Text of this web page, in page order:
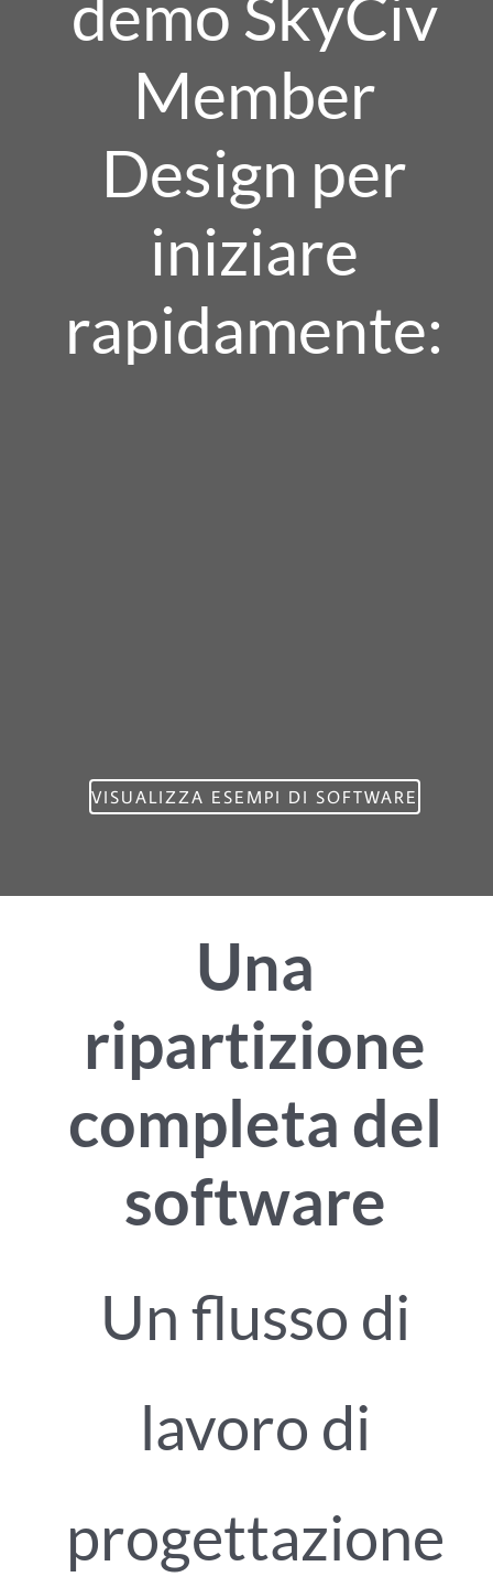
demo SkyCiv
Member
Design per
iniziare
rapidamente:
VISUALIZZA ESEMPI DI SOFTWARE
Una
ripartizione
completa del
software
Un flusso di
lavoro di
progettazione